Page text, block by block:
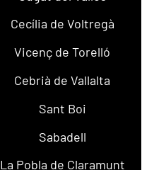
Cecília de Voltregà
Vicenç de Torelló
Cebrià de Vallalta
Sant Boi
Sabadell
La Pobla de Claramunt